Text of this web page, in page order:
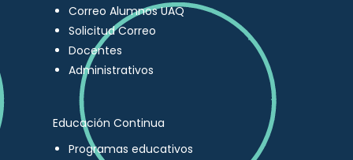
Correo Alumnos UAQ
Solicitud Correo
Docentes
Administrativos
Educación Continua
Programas educativos